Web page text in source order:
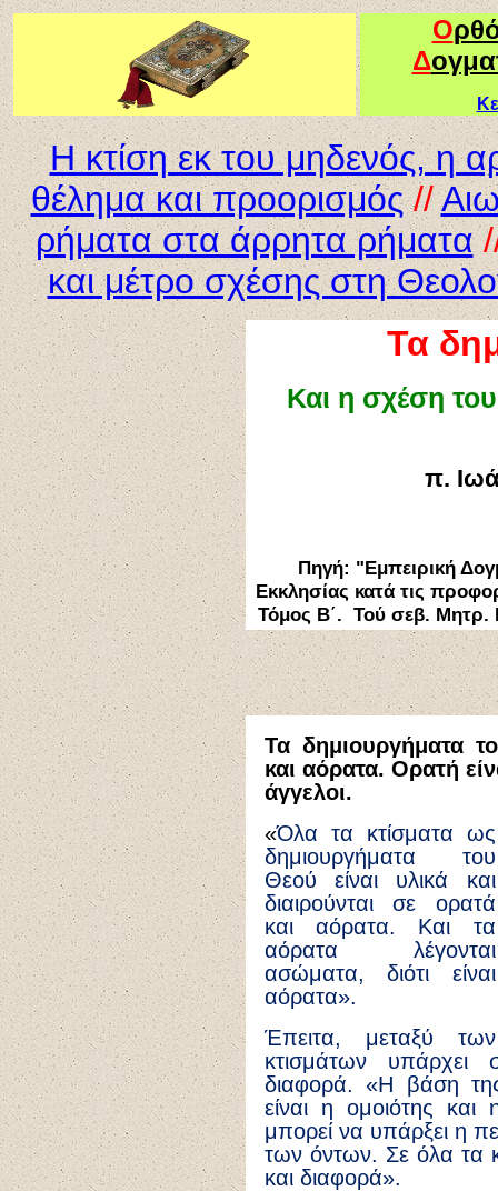
Ο
Δ
Η κτίση εκ του μηδενός, η
θέλημα και προορισμός //
ρήματα στα άρρητα ρήματα
και μέτρο σχέσης στη
Τα
Και η σχέση
π.
Πηγή: "Εμπειρική
Εκκλησίας κατά τις
Τόμος Β΄. Τού σεβ. Μητρ.
Τα δημιουργήματα
και αόρατα. Ορατή
άγγελοι.
«Όλα τα κτίσματα ως
δημιουργήματα του
Θεού είναι υλικά και
διαιρούνται σε ορατά
και αόρατα. Και τα
αόρατα λέγονται
ασώματα, διότι είναι
αόρατα».
Έπειτα, μεταξύ των
κτισμάτων υπάρχει
διαφορά. «Η βάση
είναι η ομοιότης
μπορεί να υπάρξει η
των όντων. Σε όλα τα
και διαφορά».